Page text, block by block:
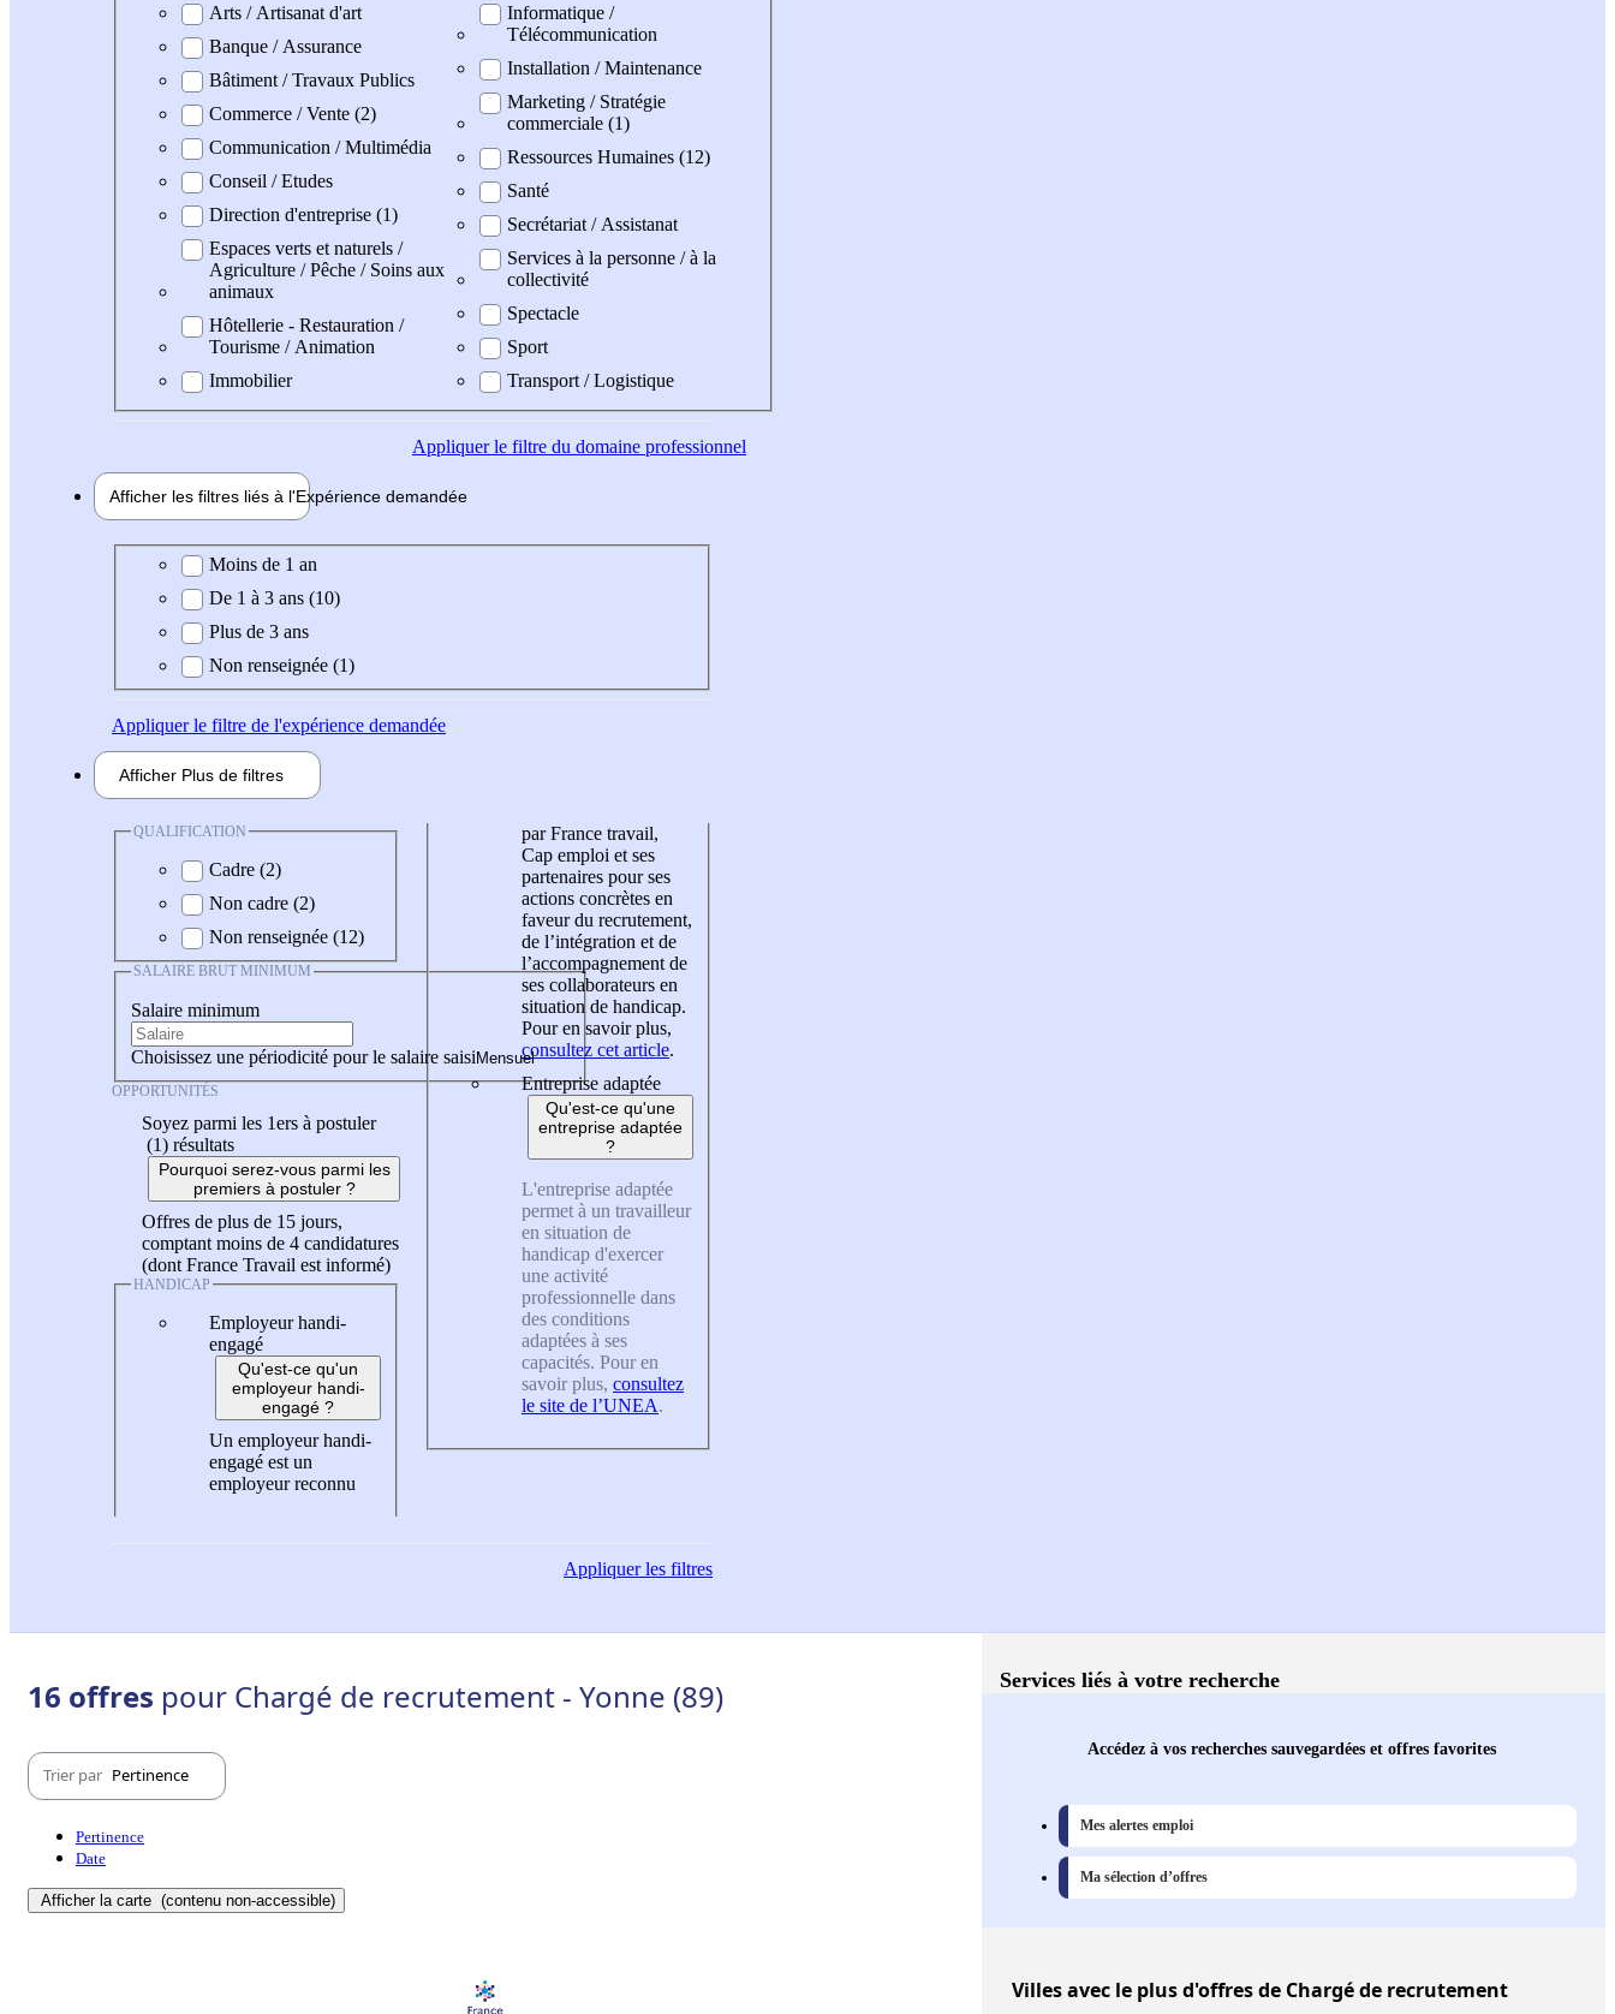
Arts / Artisanat d'art
Banque / Assurance
Bâtiment / Travaux Publics
Commerce / Vente (2)
Communication / Multimédia
Conseil / Etudes
Direction d'entreprise (1)
Espaces verts et naturels /
Agriculture / Pêche / Soins aux
animaux
Hôtellerie - Restauration /
Tourisme / Animation
Immobilier
Informatique /
Télécommunication
Installation / Maintenance
Marketing / Stratégie
commerciale (1)
Ressources Humaines (12)
Santé
Secrétariat / Assistanat
Services à la personne / à la
collectivité
Spectacle
Sport
Transport / Logistique
Appliquerle filtre du domaine professionnel
Afficher les filtres liés à l'Expérience demandée
Expérience demandée
Moins de 1 an
De 1 à 3 ans (10)
Plus de 3 ans
Non renseignée (1)
Appliquerle filtre de l'expérience demandée
Afficher Plus de filtres
QUALIFICATION
Cadre (2)
Non cadre (2)
Non renseignée (12)
SALAIRE BRUT MINIMUM
Salaire minimum
Choisissez une périodicité pour le salaire saisi
OPPORTUNITÉS
Soyez parmi les 1ers à postuler
(1) résultats
Pourquoi serez-vous parmi les
premiers à postuler ?
Offres de plus de 15 jours,
comptant moins de 4 candidatures
(dont France Travail est informé)
HANDICAP
Employeur handi-
engagé
Qu'est-ce qu'un
employeur handi-
engagé ?
Un employeur handi-
engagé est un
employeur reconnu
par France travail,
Cap emploi et ses
partenaires pour ses
actions concrètes en
faveur du recrutement,
de l’intégration et de
l’accompagnement de
ses collaborateurs en
situation de handicap.
Pour en savoir plus,
consultez cet article.
Entreprise adaptée
Qu'est-ce qu'une
entreprise adaptée
?
L'entreprise adaptée
permet à un travailleur
en situation de
handicap d'exercer
une activité
professionnelle dans
des conditions
adaptées à ses
capacités. Pour en
savoir plus, consultez
le site de l’UNEA.
Appliquerles filtres
16 offres pour Chargé de recrutement - Yonne (89)
Trier par Pertinence
Pertinence
Date
Afficher la carte (contenu non-accessible)
Services liés à votre recherche
Accédez à vos recherches sauvegardées et offres favorites
Mes alertes emploi
Ma sélection d’offres
Villesavec le plus d'offres de Chargé de recrutement